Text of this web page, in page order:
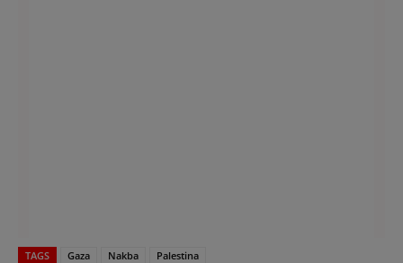
TAGS Gaza Nakba Palestina